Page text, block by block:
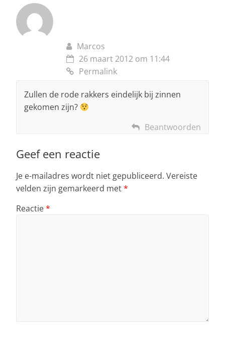
Marcos
26 maart 2012 om 11:44
Permalink
Zullen de rode rakkers eindelijk bij zinnen
gekomen zijn?
Beantwoorden
Geef een reactie
Je e-mailadres wordt niet gepubliceerd. Vereiste
velden zijn gemarkeerd met*
Reactie*